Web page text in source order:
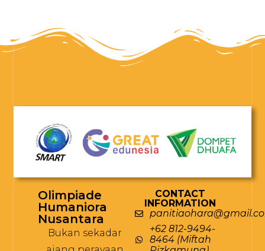
Olimpiade
Humaniora
Nusantara
Bukan sekadar
CONTACT
INFORMATION
+62 812-9494-
8464 (Miftah